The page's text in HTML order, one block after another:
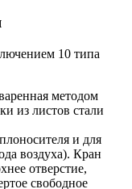
10 типа
методом
из листов стали
и для
воздуха). Кран
отверстие,
свободное